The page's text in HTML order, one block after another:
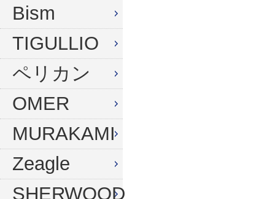
ウェットスーツ
インナー
グローブ
バッグ
ウェイト
ナイフ
フードベスト
メッシュバッグ
ウェイトベルト
アンクルウェイト
ウェイトベスト
水中ライト
Bism
TIGULLIO
ペリカン
OMER
MURAKAMI
Zeagle
SHERWOOD